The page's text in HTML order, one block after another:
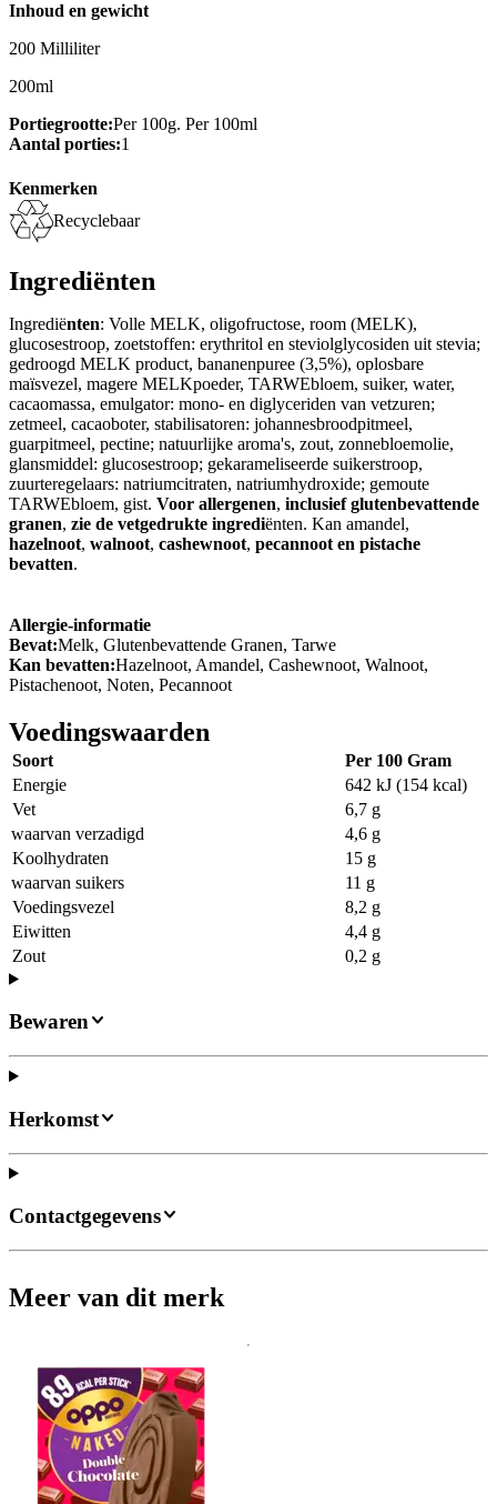
Inhoud en gewicht
200 Milliliter
200ml
Portiegrootte:Per 100g. Per 100ml
Aantal porties:1
Kenmerken
Recyclebaar
Ingrediënten
Ingrediënten: Volle MELK, oligofructose, room (MELK),
glucosestroop, zoetstoffen: erythritol en steviolglycosiden uit stevia;
gedroogd MELK product, bananenpuree (3,5%), oplosbare
maïsvezel, magere MELKpoeder, TARWEbloem, suiker, water,
cacaomassa, emulgator: mono- en diglyceriden van vetzuren;
zetmeel, cacaoboter, stabilisatoren: johannesbroodpitmeel,
guarpitmeel, pectine; natuurlijke aroma's, zout, zonnebloemolie,
glansmiddel: glucosestroop; gekarameliseerde suikerstroop,
zuurteregelaars: natriumcitraten, natriumhydroxide; gemoute
TARWEbloem, gist. Voor allergenen, inclusief glutenbevattende
granen, zie de vetgedrukte ingrediënten. Kan amandel,
hazelnoot, walnoot, cashewnoot, pecannoot en pistache
bevatten.
Allergie-informatie
Bevat:Melk, Glutenbevattende Granen, Tarwe
Kan bevatten:Hazelnoot, Amandel, Cashewnoot, Walnoot,
Pistachenoot, Noten, Pecannoot
Voedingswaarden
Soort
Per 100 Gram
Energie
642 kJ (154 kcal)
Vet
6,7 g
waarvan verzadigd
4,6 g
Koolhydraten
15 g
waarvan suikers
11 g
Voedingsvezel
8,2 g
Eiwitten
4,4 g
Zout
0,2 g
Bewaren
Herkomst
Contactgegevens
Meer van dit merk